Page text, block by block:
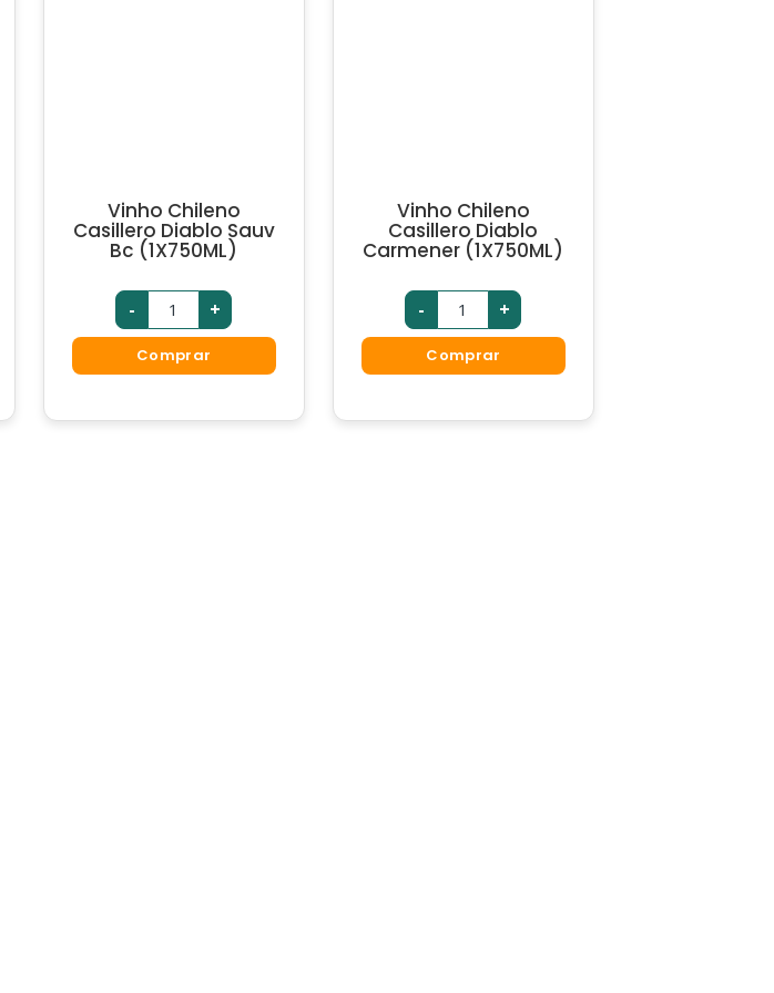
Vinho Chileno
Casillero Diablo Sauv
Bc (1X750ML)
- +
Comprar
Vinho Chileno
Casillero Diablo
Carmener (1X750ML)
- +
Comprar